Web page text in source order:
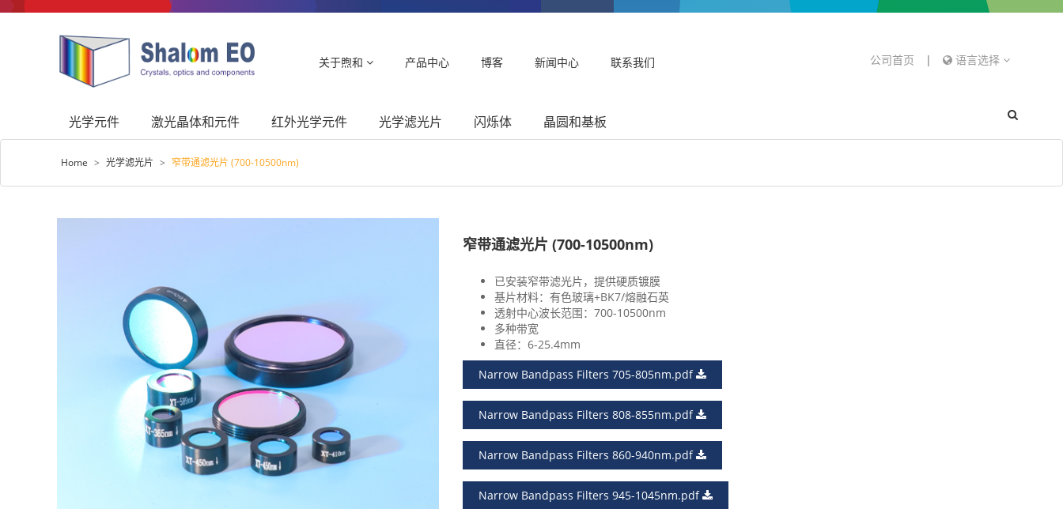
关于煦和 产品中心 博客 新闻中心 联系我们 公司首页 | 语言选择
光学元件 激光晶体和元件 红外光学元件 光学滤光片 闪烁体 晶圆和基板
Home > 光学滤光片 > 窄带通滤光片 (700-10500nm)
窄带通滤光片 (700-10500nm)
已安装窄带滤光片，提供硬质镀膜
基片材料：有色玻璃+BK7/熔融石英
透射中心波长范围：700-10500nm
多种带宽
直径：6-25.4mm
Narrow Bandpass Filters 705-805nm.pdf
Narrow Bandpass Filters 808-855nm.pdf
Narrow Bandpass Filters 860-940nm.pdf
Narrow Bandpass Filters 945-1045nm.pdf